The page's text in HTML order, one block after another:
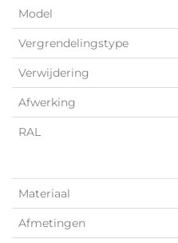
Model
Vergrendelingstype
Verwijdering
Afwerking
RAL
Materiaal
Afmetingen